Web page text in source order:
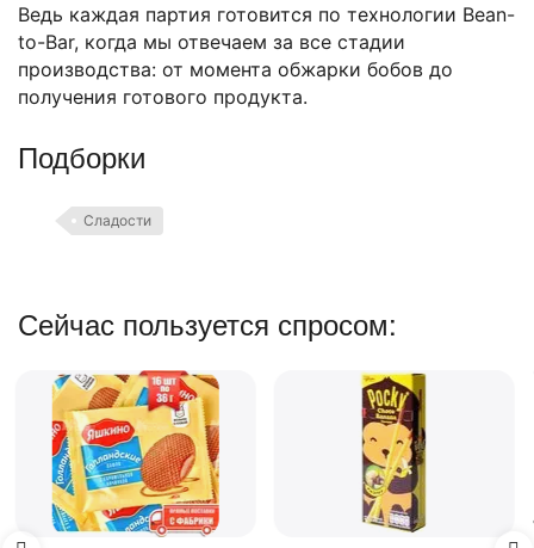
Ведь каждая партия готовится по технологии Bean-
to-Bar, когда мы отвечаем за все стадии
производства: от момента обжарки бобов до
получения готового продукта.
Подборки
Сладости
Сейчас пользуется спросом:
Вафли Коровка, c
шоколадной начинкой,
В наличии